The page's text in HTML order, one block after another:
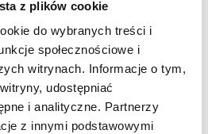
z plików cookie
do wybranych treści i
społecznościowe i
witrynach. Informacje o tym,
udostępniać
i analityczne. Partnerzy
z innymi podstawowymi
przepięćdo
4 liniipojedynczych
POWRÓT